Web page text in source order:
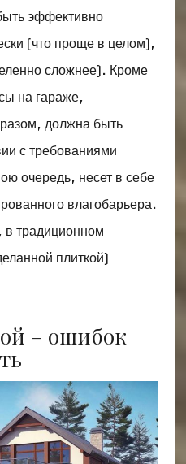
эффективно
(что проще в целом),
сложнее). Кроме
на гараже,
должна быть
с требованиями
очередь, несет в себе
влагобарьера.
в традиционном
плиткой)
– ошибок